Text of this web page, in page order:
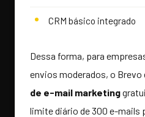
CRM básico integrado
Dessa forma, para
envios moderados, o Brevo
de e-mail marketing
limite diário de 300 e-mails